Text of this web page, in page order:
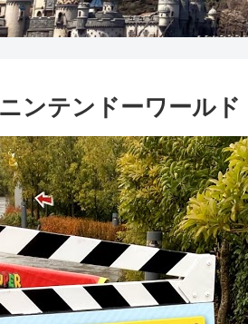
ンテンドーワール